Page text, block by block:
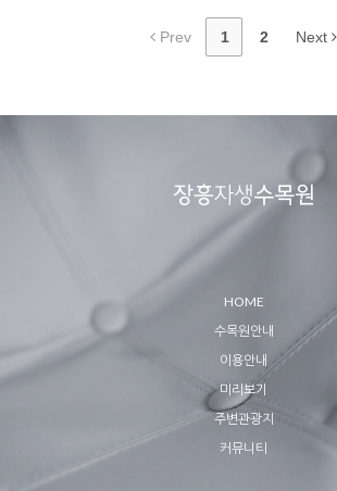
Prev 1 2 Next
HOME
수목원안내
이용안내
미리보기
주변관광지
커뮤니티